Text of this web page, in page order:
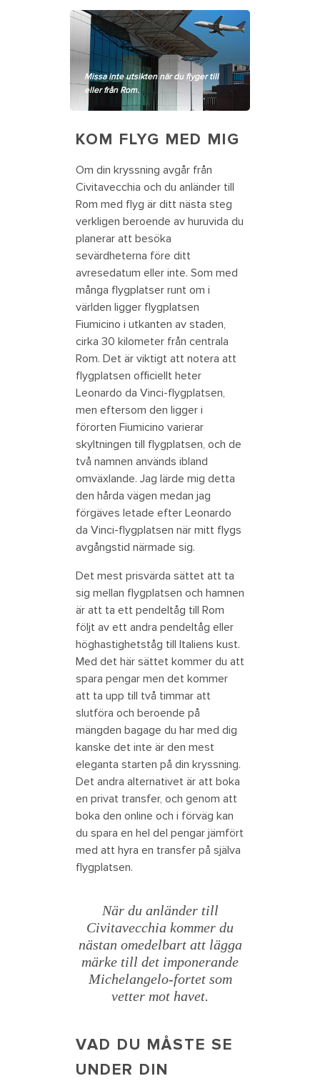
Missa inte utsikten när du flyger till
eller från Rom.
KOM FLYG MED MIG
Om din kryssning avgår från
Civitavecchia och du anländer till
Rom med flyg är ditt nästa steg
verkligen beroende av huruvida du
planerar att besöka
sevärdheterna före ditt
avresedatum eller inte. Som med
många flygplatser runt om i
världen ligger flygplatsen
Fiumicino i utkanten av staden,
cirka 30 kilometer från centrala
Rom. Det är viktigt att notera att
flygplatsen officiellt heter
Leonardo da Vinci-flygplatsen,
men eftersom den ligger i
förorten Fiumicino varierar
skyltningen till flygplatsen, och de
två namnen används ibland
omväxlande. Jag lärde mig detta
den hårda vägen medan jag
förgäves letade efter Leonardo
da Vinci-flygplatsen när mitt flygs
avgångstid närmade sig.
Det mest prisvärda sättet att ta
sig mellan flygplatsen och hamnen
är att ta ett pendeltåg till Rom
följt av ett andra pendeltåg eller
höghastighetståg till Italiens kust.
Med det här sättet kommer du att
spara pengar men det kommer
att ta upp till två timmar att
slutföra och beroende på
mängden bagage du har med dig
kanske det inte är den mest
eleganta starten på din kryssning.
Det andra alternativet är att boka
en privat transfer, och genom att
boka den online och i förväg kan
du spara en hel del pengar jämfört
med att hyra en transfer på själva
flygplatsen.
När du anländer till
Civitavecchia kommer du
nästan omedelbart att lägga
märke till det imponerande
Michelangelo-fortet som
vetter mot havet.
VAD DU MÅSTE SE
UNDER DIN